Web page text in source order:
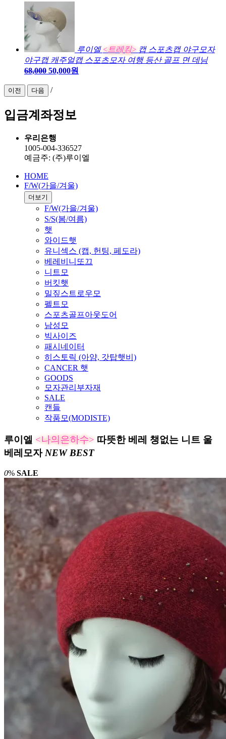
루이엘 <트레킹> 캡 스포츠캡 야구모자
야구캡 캐주얼캡 스포츠모자 여행 등산 골프 면 데님
68,000 50,000원
이전 다음 /
입금계좌정보
우리은행
1005-004-336527
예금주: (주)루이엘
HOME
F/W(가을/겨울)
더보기
F/W(가을/겨울)
S/S(봄/여름)
햇
와이드햇
유니섹스 (캡, 헌팅, 페도라)
베레비니또끄
니트모
버킷햇
밀짚스트로우모
펠트모
스포츠골프아웃도어
남성모
빅사이즈
패시네이터
히스토릭 (아얌, 갓탑햇비)
CANCER 햇
GOODS
모자관리부자재
SALE
캔들
작품모(MODISTE)
루이엘 <나의은하수> 따뜻한 베레 챙없는 니트 울
베레모자 NEW BEST
0% SALE